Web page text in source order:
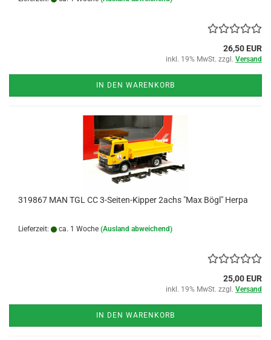
26,50 EUR
inkl. 19% MwSt. zzgl. Versand
IN DEN WARENKORB
319867 MAN TGL CC 3-Seiten-Kipper 2achs "Max Bögl" Herpa
Lieferzeit: ca. 1 Woche (Ausland abweichend)
25,00 EUR
inkl. 19% MwSt. zzgl. Versand
IN DEN WARENKORB